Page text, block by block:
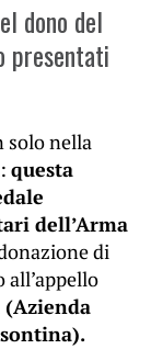
dono del
presentati
solo nella
questa
dell’Arma
di
all’appello
(Azienda